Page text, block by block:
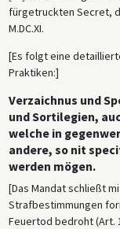
fürgetruckten Secret,
M.DC.XI.
[Es folgt eine
Praktiken:]
Verzaichnus und
und Sortilegien,
welche in
andere, so nit
werden mögen.
[Das Mandat schließt
Strafbestimmungen
Feuertod bedroht (Art.